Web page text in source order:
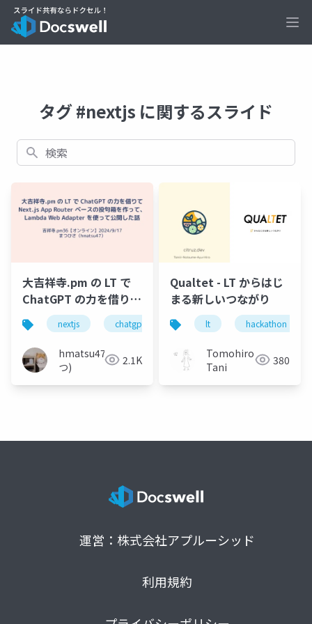
タグ #nextjs に関するスライド
検索
大吉祥寺.pm の LT で
ChatGPT の力を借りて
Next.js App Router ベ
ースの投句箱を作っ
て、 Lambda Web
Adapter を使って公開
した話
nextjs chatgpt aws lambda
hmatsu47(ま
つ)
2.1K
Qualtet - LT からはじ
まる新しいつながり
lt hackathon
Tomohiro
Tani
380
運営：株式会社アプルーシッド
利用規約